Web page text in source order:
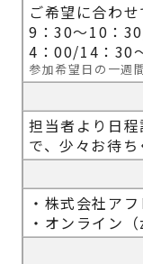
ご希望に合わ
9：30～10：
4：00/14：30
参加希望日の一週
担当者より日
で、少々お待ち
・株式会社ア
・オンライン（